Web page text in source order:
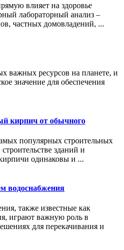
влияет на здоровье
лабораторный анализ –
частных домовладений, ...
важных ресурсов на планете, и
значение для обеспечения
кирпич от обычного
популярных строительных
зданий и
одинаковы и ...
водоснабжения
также известные как
играют важную роль в
для перекачивания и